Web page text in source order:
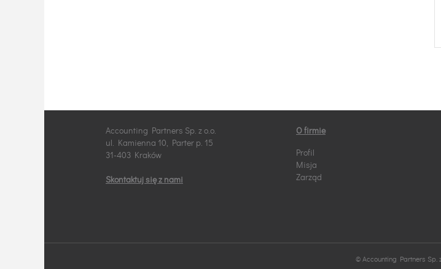
Accounting Partners Sp. z o.o.
ul. Kamienna 10, Parter p. 15
31-403 Kraków
Skontaktuj się z nami
O firmie
Profil
Misja
Zarząd
© Accounting Partners Sp.